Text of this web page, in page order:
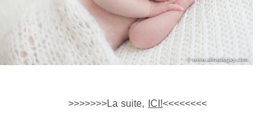
>>>>>>>La suite, ICI!<<<<<<<<